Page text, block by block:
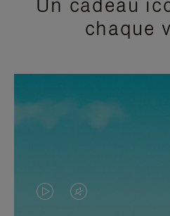
Un cadeau
chaque
LA LE